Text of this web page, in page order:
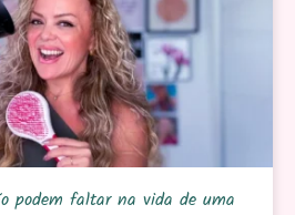
podem faltar na vida de uma